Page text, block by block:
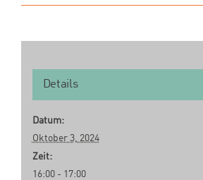
Details
Datum:
Oktober 3, 2024
Zeit:
16:00 - 17:00